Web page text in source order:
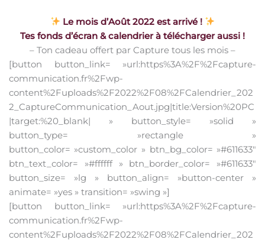
Le mois d’Août 2022 est arrivé !
Tes fonds d’écran & calendrier à télécharger aussi !
– Ton cadeau offert par Capture tous les mois –
[button button_link= »url:https%3A%2F%2Fcapture-
communication.fr%2Fwp-
content%2Fuploads%2F2022%2F08%2FCalendrier_202
2_CaptureCommunication_Aout.jpg|title:Version%20PC
|target:%20_blank| » button_style= »solid »
button_type= »rectangle »
button_color= »custom_color » btn_bg_color= »#611633″
btn_text_color= »#ffffff » btn_border_color= »#611633″
button_size= »lg » button_align= »button-center »
animate= »yes » transition= »swing »]
[button button_link= »url:https%3A%2F%2Fcapture-
communication.fr%2Fwp-
content%2Fuploads%2F2022%2F08%2FCalendrier_202